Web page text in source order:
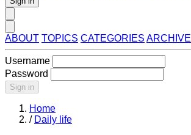
ABOUT TOPICS CATEGORIES ARCHIVE
Username
Password
Sign in
Home
/ Daily life